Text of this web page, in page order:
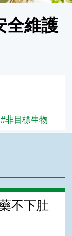
全維護
#非目標生物
不下肚